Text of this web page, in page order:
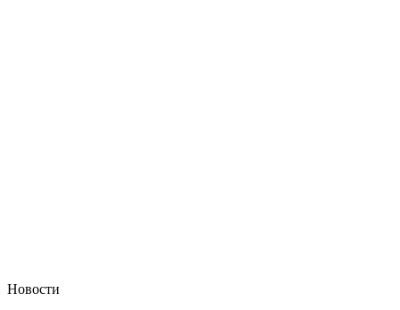
Новости